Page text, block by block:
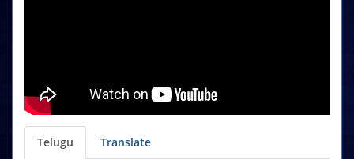
Telugu Translate